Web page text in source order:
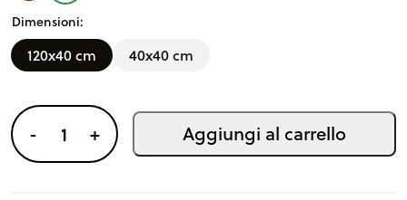
Dimensioni:
120x40 cm 40x40 cm
-
F
i
+ Aggiungi al carrello
n
a
ti
e
: